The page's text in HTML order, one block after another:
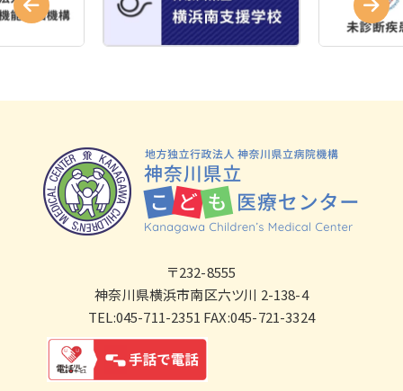
〒232-8555
神奈川県横浜市南区六ツ川 2-138-4
TEL:045-711-2351 FAX:045-721-3324